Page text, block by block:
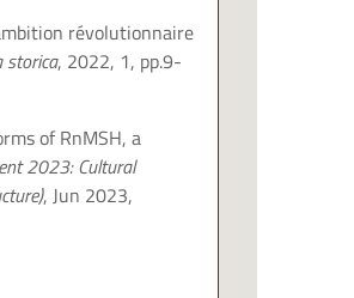
révolutionnaire
storica, 2022, 1, pp.9-
of RnMSH, a
2023: Cultural
, Jun 2023,